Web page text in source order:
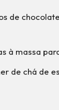
de
à massa
de chá de